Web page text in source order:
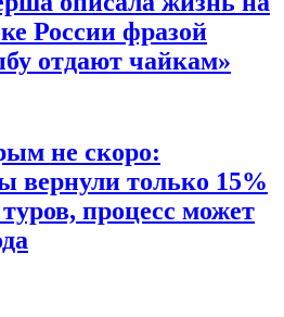
России фразой
отдают чайкам»
не скоро:
вернули только 15%
процесс может